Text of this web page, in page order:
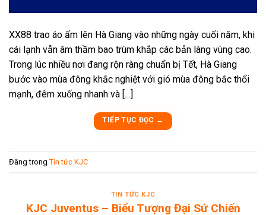
XX88 trao áo ấm lên Hà Giang vào những ngày cuối năm, khi
cái lạnh vẫn âm thầm bao trùm khắp các bản làng vùng cao.
Trong lúc nhiều nơi đang rộn ràng chuẩn bị Tết, Hà Giang
bước vào mùa đông khắc nghiệt với gió mùa đông bắc thổi
mạnh, đêm xuống nhanh và […]
TIẾP TỤC ĐỌC →
Đăng trong Tin tức KJC
TIN TỨC KJC
KJC Juventus – Biểu Tượng Đại Sứ Chiến